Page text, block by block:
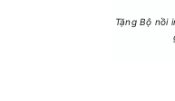
Tặng Bộ nồi